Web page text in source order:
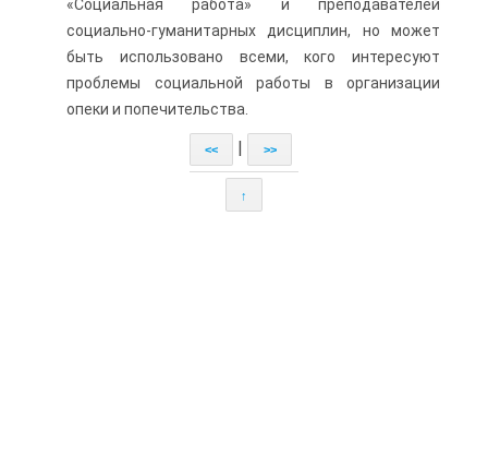
«Социальная работа» и преподавателей
социально-гуманитарных дисциплин, но может
быть использовано всеми, кого интересуют
проблемы социальной работы в организации
опеки и попечительства.
<< >>
↑